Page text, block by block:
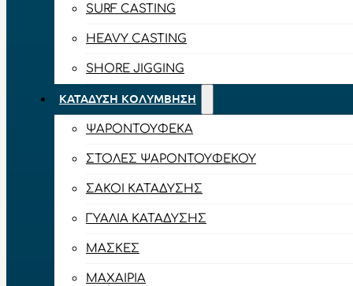
SURF CASTING
HEAVY CASTING
SHORE JIGGING
ΚΑΤΆΔΥΣΗ ΚΟΛΎΜΒΗΣΗ
ΨΑΡΟΝΤΟΎΦΕΚΑ
ΣΤΟΛΈΣ ΨΑΡΟΝΤΟΎΦΕΚΟΥ
ΣΆΚΟΙ ΚΑΤΆΔΥΣΗΣ
ΓΥΑΛΙΆ ΚΑΤΆΔΥΣΗΣ
ΜΆΣΚΕΣ
ΜΑΧΑΊΡΙΑ